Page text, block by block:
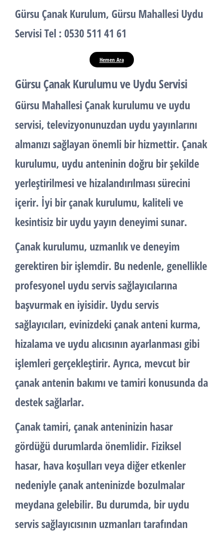
Gürsu Çanak Kurulum, Gürsu Mahallesi Uydu
ServisiTel : 0530 511 41 61
Hemen Ara
Gürsu Çanak Kurulumu ve Uydu Servisi
Gürsu Mahallesi Çanak kurulumu ve uydu
servisi, televizyonunuzdan uydu yayınlarını
almanızı sağlayan önemli bir hizmettir. Çanak
kurulumu, uydu anteninin doğru bir şekilde
yerleştirilmesi ve hizalandırılması sürecini
içerir. İyi bir çanak kurulumu, kaliteli ve
kesintisiz bir uydu yayın deneyimi sunar.
Çanak kurulumu, uzmanlık ve deneyim
gerektiren bir işlemdir. Bu nedenle, genellikle
profesyonel uydu servis sağlayıcılarına
başvurmak en iyisidir. Uydu servis
sağlayıcıları, evinizdeki çanak anteni kurma,
hizalama ve uydu alıcısının ayarlanması gibi
işlemleri gerçekleştirir. Ayrıca, mevcut bir
çanak antenin bakımı ve tamiri konusunda da
destek sağlarlar.
Çanak tamiri, çanak anteninizin hasar
gördüğü durumlarda önemlidir. Fiziksel
hasar, hava koşulları veya diğer etkenler
nedeniyle çanak anteninizde bozulmalar
meydana gelebilir. Bu durumda, bir uydu
servis sağlayıcısının uzmanları tarafından